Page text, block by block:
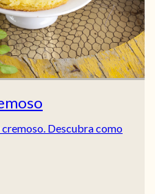
Descubra como